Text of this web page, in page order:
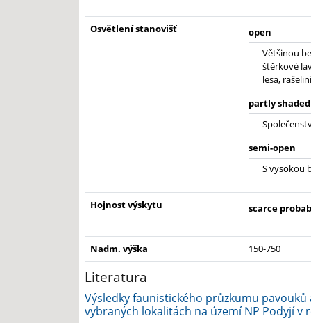
Osvětlení stanovišť
open
Většinou
štěrkové
lesa,
partly shaded
semi-open
S vysokou
Hojnost výskytu scarce
Nadm. výška 150-750
Literatura
Výsledky faunistického průzkumu pavouků
vybraných lokalitách na území NP Podyjí v